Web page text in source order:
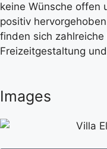
keine Wünsche offen
positiv
finden sich
Freizeitgestaltung
Images